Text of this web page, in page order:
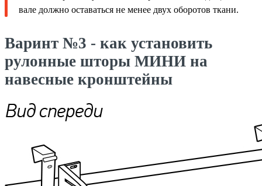
вале должно оставаться не менее двух оборотов ткани.
Варинт №3 - как установить
рулонные шторы МИНИ на
навесные кронштейны